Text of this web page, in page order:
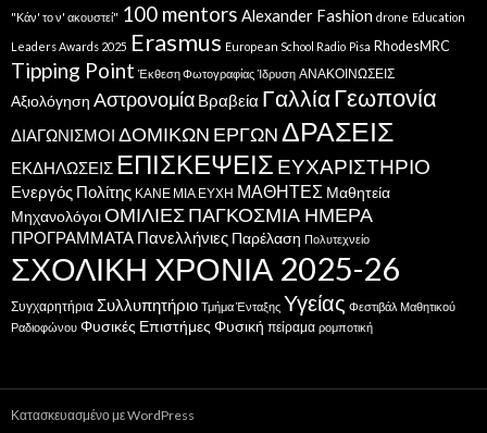
"Κάν' το ν' ακουστεί" 100 mentors Alexander Fashion drone Education
Leaders Awards 2025 Erasmus European School Radio Pisa RhodesMRC
Tipping Point Έκθεση Φωτογραφίας Ίδρυση ΑΝΑΚΟΙΝΩΣΕΙΣ
Αξιολόγηση Αστρονομία Βραβεία ΓαλλίαΓεωπονία
ΔΙΑΓΩΝΙΣΜΟΙ ΔΟΜΙΚΩΝ ΕΡΓΩΝΔΡΑΣΕΙΣ
ΕΚΔΗΛΩΣΕΙΣ ΕΠΙΣΚΕΨΕΙΣ ΕΥΧΑΡΙΣΤΗΡΙΟ
Ενεργός Πολίτης ΚΑΝΕ ΜΙΑ ΕΥΧΗ ΜΑΘΗΤΕΣ Μαθητεία
ΜηχανολόγοιΟΜΙΛΙΕΣΠΑΓΚΟΣΜΙΑ ΗΜΕΡΑ
ΠΡΟΓΡΑΜΜΑΤΑ Πανελλήνιες Παρέλαση Πολυτεχνείο
ΣΧΟΛΙΚΗ ΧΡΟΝΙΑ 2025-26
Συγχαρητήρια Συλλυπητήριο Τμήμα Ένταξης Υγείας Φεστιβάλ Μαθητικού
Ραδιοφώνου Φυσικές Επιστήμες Φυσική πείραμα ρομποτική
Κατασκευασμένο με WordPress